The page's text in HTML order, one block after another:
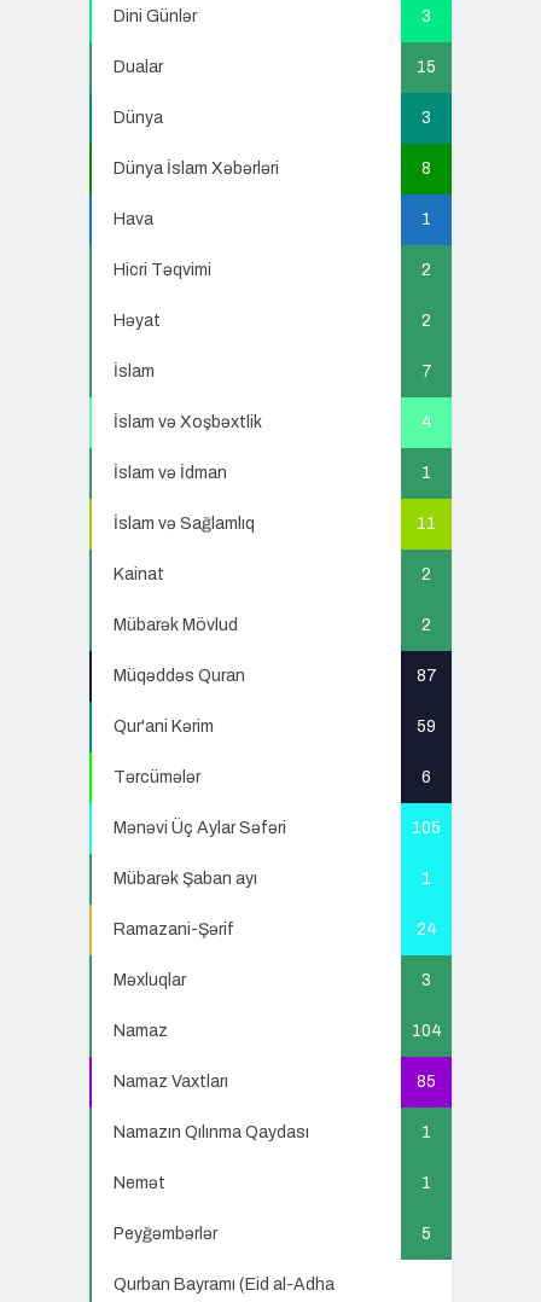
Dini Günlər 3
Dualar 15
Dünya 3
Dünya İslam Xəbərləri 8
Hava 1
Hicri Təqvimi 2
Həyat 2
İslam 7
İslam və Xoşbəxtlik 4
İslam və İdman 1
İslam və Sağlamlıq 11
Kainat 2
Mübarək Mövlud 2
Müqəddəs Quran 87
Qur'ani Kərim 59
Tərcümələr 6
Mənəvi Üç Aylar Səfəri 105
Mübarək Şaban ayı 1
Ramazani-Şərif 24
Məxluqlar 3
Namaz 104
Namaz Vaxtları 85
Namazın Qılınma Qaydası 1
Nemət 1
Peyğəmbərlər 5
Qurban Bayramı (Eid al-Adha